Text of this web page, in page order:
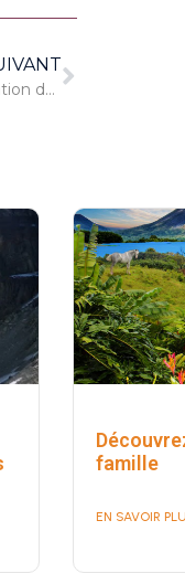
Comment choisir le bon service de location de voitures à Dubaï
famille
EN SAVOIR